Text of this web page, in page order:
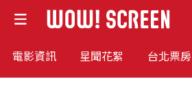
電影資訊 星聞花絮 台北票房